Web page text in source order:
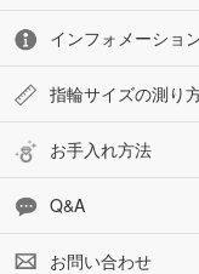
インフォメーショ
指輪サイズの測り
お手入れ方法
Q&A
お問い合わせ